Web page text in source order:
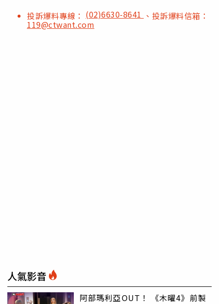
投訴爆料專線： (02)6630-8641 、投訴爆料信箱：
119@ctwant.com
人氣影音
阿部瑪利亞OUT！ 《木曜4》前製